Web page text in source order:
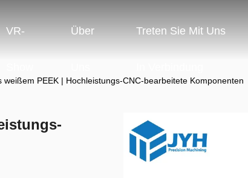
VR- Über Treten Sie Mit Uns
weißem PEEK | Hochleistungs-CNC-bearbeitete Komponenten